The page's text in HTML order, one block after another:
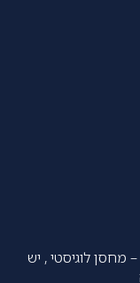
– מחסן לוגיסטי , יש